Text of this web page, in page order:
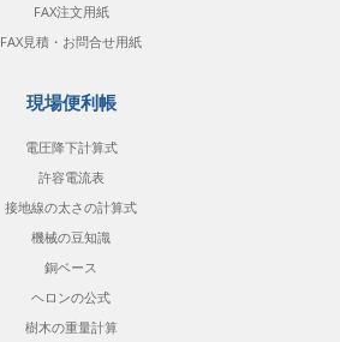
FAX注文用紙
FAX見積・お問合せ用紙
現場便利帳
電圧降下計算式
許容電流表
接地線の太さの計算式
機械の豆知識
銅ベース
ヘロンの公式
樹木の重量計算